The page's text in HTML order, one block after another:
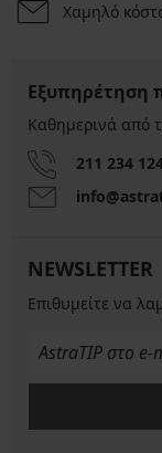
Χαμηλό
Εξυπηρέτηση
Καθημερινά από
211 234
NEWSLETTER
Επιθυμείτε να